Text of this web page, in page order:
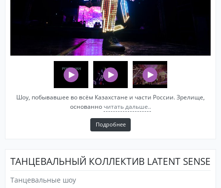
Шоу, побывавшее во всём Казахстане и части России. Зрелище,
основанно читать дальше..
Подробнее
ТАНЦЕВАЛЬНЫЙ КОЛЛЕКТИВ LATENT SENSE
Танцевальные шоу